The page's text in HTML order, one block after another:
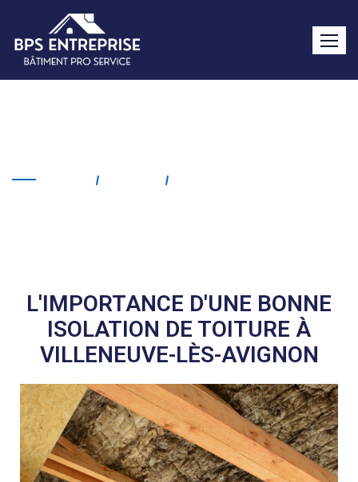
L'IMPORTANCE D'UNE BONNE
ISOLATION DE TOITURE À
VILLENEUVE-LÈS-AVIGNON